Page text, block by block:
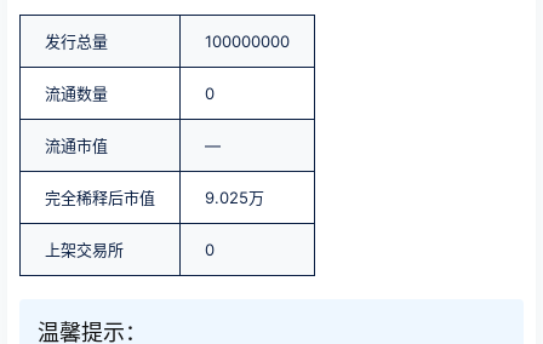
发行总量 100000000
流通数量 0
流通市值 —
完全稀释后市值 9.025万
上架交易所 0
温馨提示：